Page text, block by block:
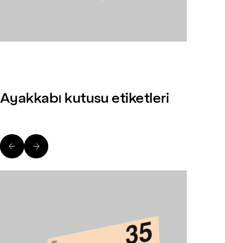
Ayakkabı kutusu etiketleri